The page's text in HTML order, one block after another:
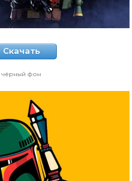
Скачать
чёрный фон